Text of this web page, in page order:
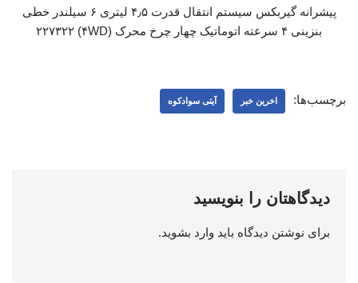
پیشرانه گیربکس سیستم انتقال قدرت ۴٫۵ لیتری ۶ سیلندر خطی
بنزینی ۴ سرعته اتوماتیک چهار چرخ محرک (۴WD) ۲۲۷۳۲۲
برچسب‌ها: اخرین خبر آیتی سوادکوه
دیدگاهتان را بنویسید
برای نوشتن دیدگاه باید وارد بشوید.